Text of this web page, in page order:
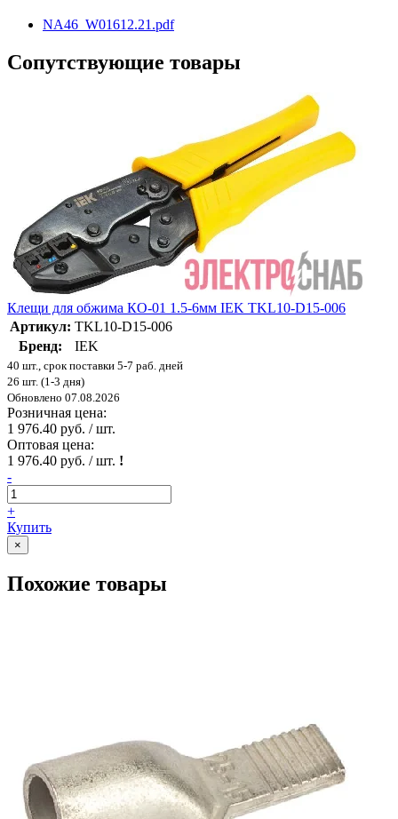
NA46_W01612.21.pdf
Сопутствующие товары
Клещи для обжима КО-01 1.5-6мм IEK TKL10-D15-006
Артикул: TKL10-D15-006
Бренд:
IEK
40 шт., срок поставки 5-7 раб. дней
26 шт. (1-3 дня)
Обновлено 07.08.2026
Розничная цена:
1 976.40 руб. / шт.
Оптовая цена:
1 976.40 руб. / шт. !
-
+
Купить
×
Похожие товары